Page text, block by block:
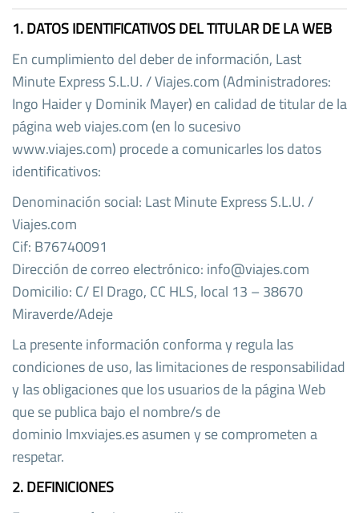
1. DATOS IDENTIFICATIVOS DEL TITULAR DE LA WEB
En cumplimiento del deber de información, Last
Minute Express S.L.U. / Viajes.com (Administradores:
Ingo Haider y Dominik Mayer) en calidad de titular de la
página web viajes.com (en lo sucesivo
www.viajes.com) procede a comunicarles los datos
identificativos:
Denominación social: Last Minute Express S.L.U. /
Viajes.com
Cif: B76740091
Dirección de correo electrónico: info@viajes.com
Domicilio: C/ El Drago, CC HLS, local 13 – 38670
Miraverde/Adeje
La presente información conforma y regula las
condiciones de uso, las limitaciones de responsabilidad
y las obligaciones que los usuarios de la página Web
que se publica bajo el nombre/s de
dominio lmxviajes.es asumen y se comprometen a
respetar.
2. DEFINICIONES